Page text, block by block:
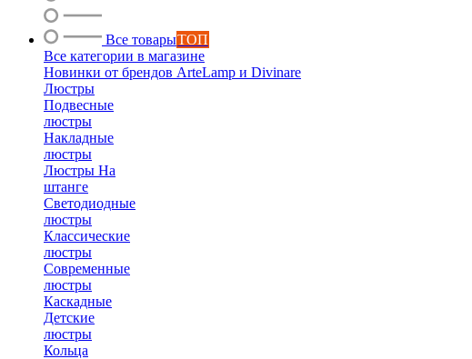
Все товарыТОП
Все категории в магазине
Новинки от брендов ArteLamp и Divinare
Люстры
Подвесные
люстры
Накладные
люстры
Люстры На
штанге
Светодиодные
люстры
Классические
люстры
Современные
люстры
Каскадные
Детские
люстры
Кольца